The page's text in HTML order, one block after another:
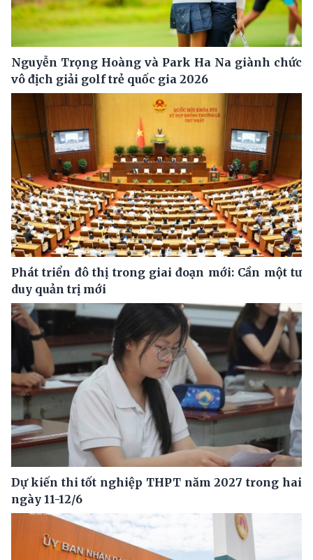
Nguyễn Trọng Hoàng và Park Ha Na giành chức
vô địch giải golf trẻ quốc gia 2026
Phát triển đô thị trong giai đoạn mới: Cần một tư
duy quản trị mới
Dự kiến thi tốt nghiệp THPT năm 2027 trong hai
ngày 11-12/6